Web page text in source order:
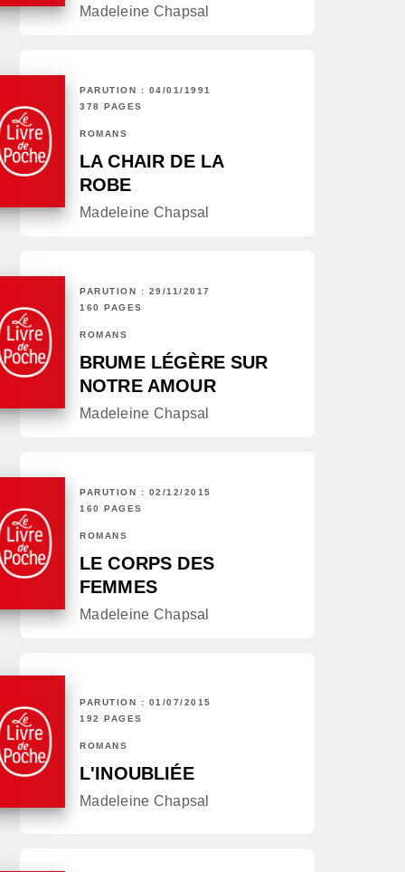
Madeleine Chapsal
PARUTION : 04/01/1991
378 PAGES
ROMANS
LA CHAIR DE LA
ROBE
Madeleine Chapsal
PARUTION : 29/11/2017
160 PAGES
ROMANS
BRUME LÉGÈRE SUR
NOTRE AMOUR
Madeleine Chapsal
PARUTION : 02/12/2015
160 PAGES
ROMANS
LE CORPS DES
FEMMES
Madeleine Chapsal
PARUTION : 01/07/2015
192 PAGES
ROMANS
L'INOUBLIÉE
Madeleine Chapsal